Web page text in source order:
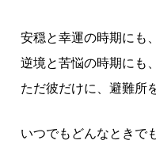
安穏と幸運の時期にも、
逆境と苦悩の時期にも、
ただ彼だけに、避難所
いつでもどんなときで